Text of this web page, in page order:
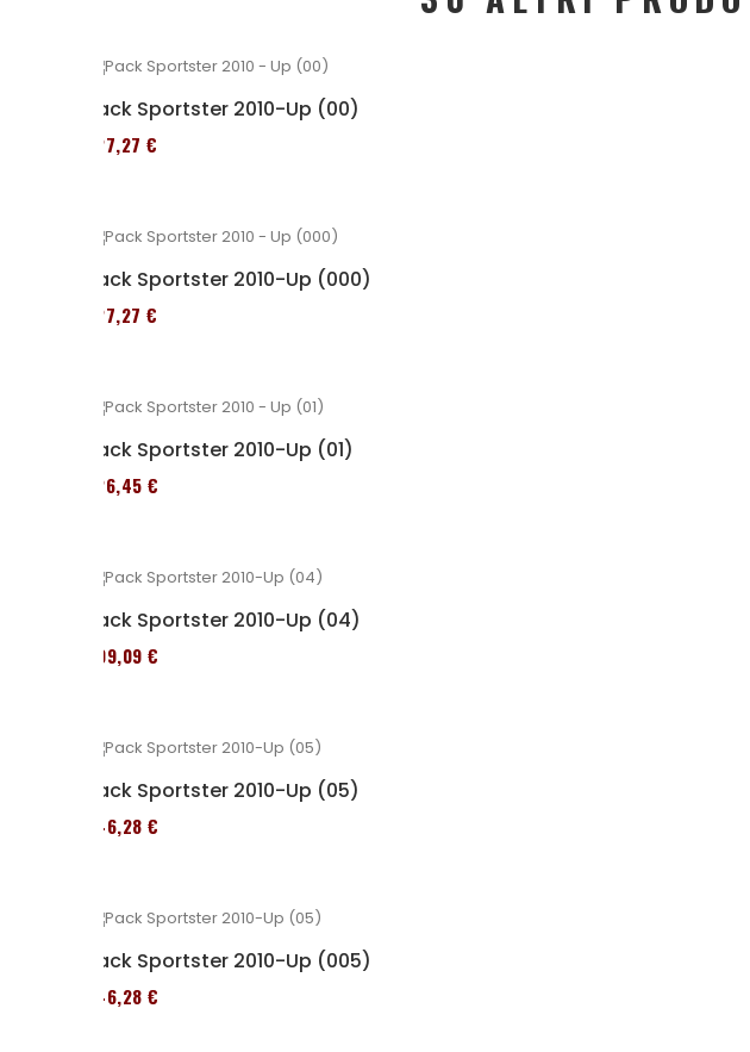
Pack Sportster 2010-Up (00)
227,27 €
Pack Sportster 2010-Up (000)
227,27 €
Pack Sportster 2010-Up (01)
326,45 €
Pack Sportster 2010-Up (04)
409,09 €
Pack Sportster 2010-Up (05)
246,28 €
Pack Sportster 2010-Up (005)
246,28 €